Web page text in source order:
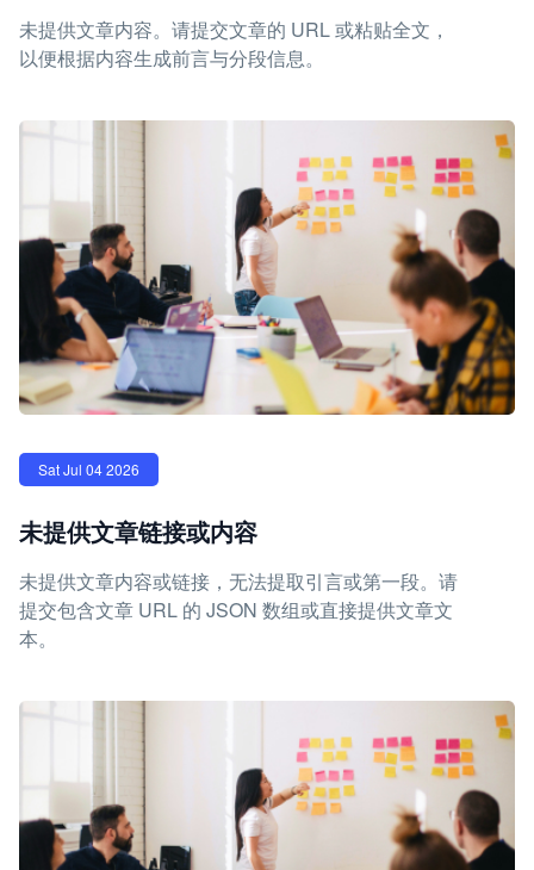
未提供文章内容。请提交文章的 URL 或粘贴全文，
以便根据内容生成前言与分段信息。
Sat Jul 04 2026
未提供文章链接或内容
未提供文章内容或链接，无法提取引言或第一段。请
提交包含文章 URL 的 JSON 数组或直接提供文章文
本。